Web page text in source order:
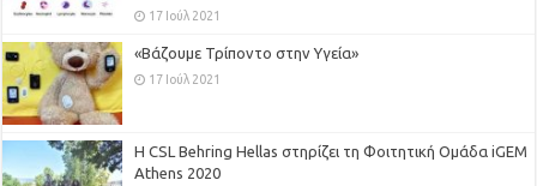
17 Ιούλ 2021
«Βάζουμε Τρίποντο στην Υγεία»
17 Ιούλ 2021
H CSL Behring Hellas στηρίζει τη Φοιτητική Ομάδα iGEM
Athens 2020